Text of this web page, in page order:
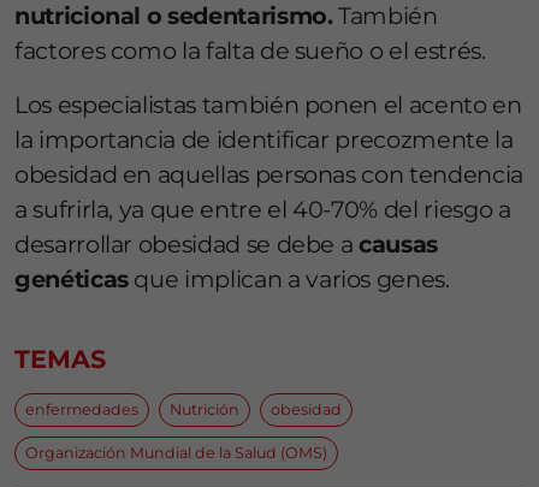
nutricional o sedentarismo.También
factores como la falta de sueño o el estrés.
Los especialistas también ponen el acento en
la importancia de identificar precozmente la
obesidad en aquellas personas con tendencia
a sufrirla, ya que entre el 40-70% del riesgo a
desarrollar obesidad se debe acausas
genéticasque implican a varios genes.
TEMAS
enfermedades Nutrición obesidad
Organización Mundial de la Salud (OMS)